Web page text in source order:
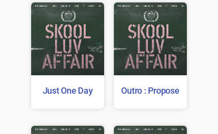
Just One Day Outro : Propose